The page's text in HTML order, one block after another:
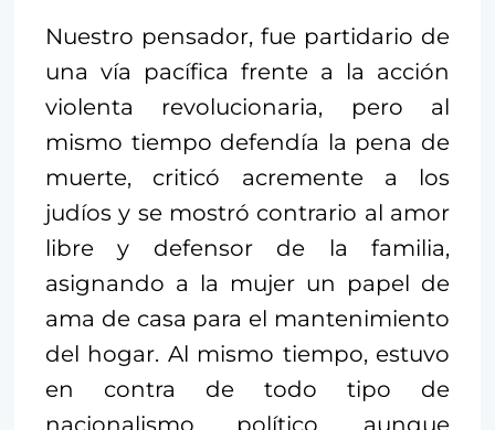
Nuestro pensador, fue partidario de
una vía pacífica frente a la acción
violenta revolucionaria, pero al
mismo tiempo defendía la pena de
muerte, criticó acremente a los
judíos y se mostró contrario al amor
libre y defensor de la familia,
asignando a la mujer un papel de
ama de casa para el mantenimiento
del hogar. Al mismo tiempo, estuvo
en contra de todo tipo de
nacionalismo político, aunque